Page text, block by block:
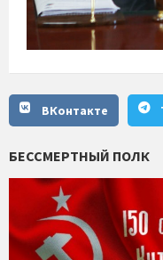
ВКонтакте
БЕССМЕРТНЫЙ ПОЛК